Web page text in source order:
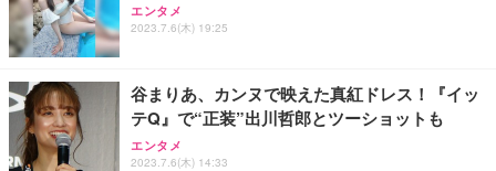
エンタメ
2023.7.6(木) 19:25
谷まりあ、カンヌで映えた真紅ドレス！『イッ
テQ』で“正装”出川哲郎とツーショットも
エンタメ
2023.7.6(木) 14:33